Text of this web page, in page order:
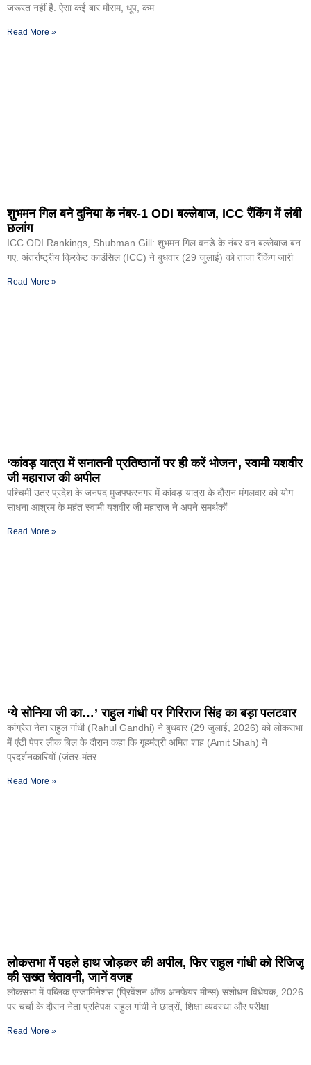
जरूरत नहीं है. ऐसा कई बार मौसम, धूप, कम
Read More »
शुभमन गिल बने दुनिया के नंबर-1 ODI बल्लेबाज, ICC रैंकिंग में लंबी
छलांग
ICC ODI Rankings, Shubman Gill: शुभमन गिल वनडे के नंबर वन बल्लेबाज बन
गए. अंतर्राष्ट्रीय क्रिकेट काउंसिल (ICC) ने बुधवार (29 जुलाई) को ताजा रैंकिंग जारी
Read More »
‘कांवड़ यात्रा में सनातनी प्रतिष्ठानों पर ही करें भोजन’, स्वामी यशवीर
जी महाराज की अपील
पश्चिमी उतर प्रदेश के जनपद मुजफ्फरनगर में कांवड़ यात्रा के दौरान मंगलवार को योग
साधना आश्रम के महंत स्वामी यशवीर जी महाराज ने अपने समर्थकों
Read More »
‘ये सोनिया जी का…’ राहुल गांधी पर गिरिराज सिंह का बड़ा पलटवार
कांग्रेस नेता राहुल गांंधी (Rahul Gandhi) ने बुधवार (29 जुलाई, 2026) को लोकसभा
में एंटी पेपर लीक बिल के दौरान कहा कि गृहमंत्री अमित शाह (Amit Shah) ने
प्रदर्शनकारियों (जंतर-मंतर
Read More »
लोकसभा में पहले हाथ जोड़कर की अपील, फिर राहुल गांधी को रिजिजू
की सख्त चेतावनी, जानें वजह
लोकसभा में पब्लिक एग्जामिनेशंस (प्रिवेंशन ऑफ अनफेयर मीन्स) संशोधन विधेयक, 2026
पर चर्चा के दौरान नेता प्रतिपक्ष राहुल गांधी ने छात्रों, शिक्षा व्यवस्था और परीक्षा
Read More »